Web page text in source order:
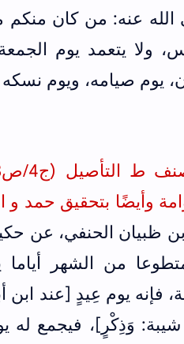
عنه: من كان منكم
ولا يتعمد يوم
يوم صيامه، ويوم
بتحقيق حمد و
ظبيان الحنفي، عن
من الشهر
فإنه يوم عِيدٍ [عند
وَذِكْرٍ]، فيجمع له